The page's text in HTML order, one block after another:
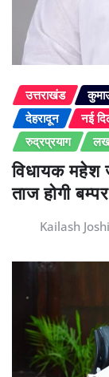
उत्तराखंड
देहरादून
नई
रुद्रप्रयाग
विधायक
ताज होगी
Kailash Joshi